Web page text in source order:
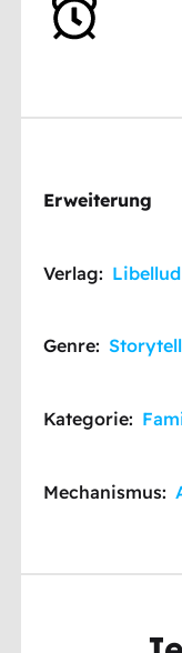
Erweiterung
Verlag: Libellud
Genre:
Kategorie:
Mechanismus: